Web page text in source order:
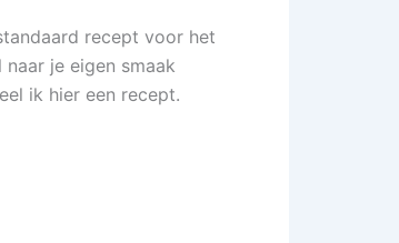
recept voor het
je eigen smaak
ik hier een recept.